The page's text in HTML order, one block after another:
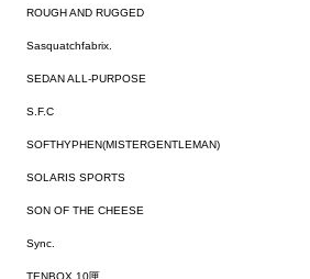
ROUGH AND RUGGED
Sasquatchfabrix.
SEDAN ALL-PURPOSE
S.F.C
SOFTHYPHEN(MISTERGENTLEMAN)
SOLARIS SPORTS
SON OF THE CHEESE
Sync.